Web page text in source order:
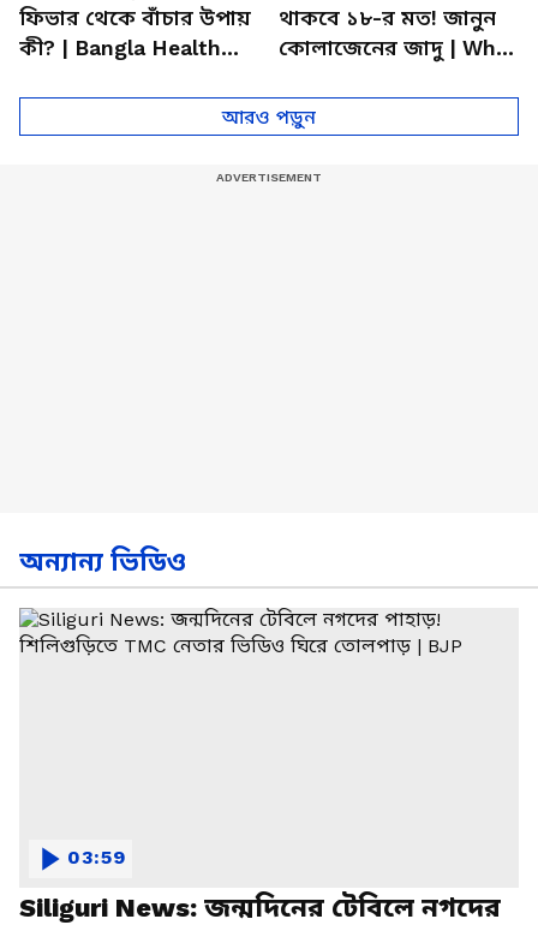
ফিভার থেকে বাঁচার উপায়
কী? | Bangla Health
থাকবে ১৮-র মত! জানুন
কোলাজেনের জাদু | What
News Bangla
আরও পড়ুন
অন্যান্য ভিডিও
Siliguri News: জন্মদিনের টেবিলে নগদের
03:59